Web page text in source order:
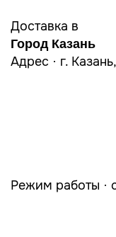
Доставка в
Город Казань
Адрес · г.
Режим работы ·